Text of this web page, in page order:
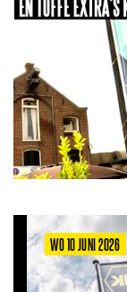
WO 10 JUNI 2026